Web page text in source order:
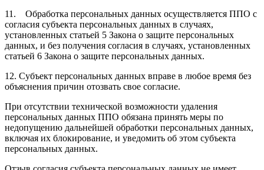
11. Обработка персональных данных осуществляется ППО с
согласия субъекта персональных данных в случаях,
установленных статьей 5 Закона о защите персональных
данных, и без получения согласия в случаях, установленных
статьей 6 Закона о защите персональных данных.
12. Субъект персональных данных вправе в любое время без
объяснения причин отозвать свое согласие.
При отсутствии технической возможности удаления
персональных данных ППО обязана принять меры по
недопущению дальнейшей обработки персональных данных,
включая их блокирование, и уведомить об этом субъекта
персональных данных.